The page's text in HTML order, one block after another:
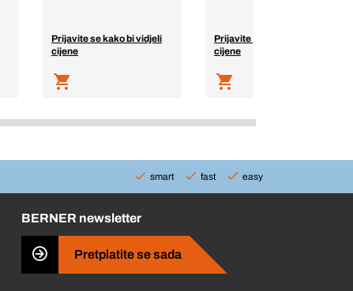
Prijavite se kako bi vidjeli
cijene
Prijavite se kako bi vidjeli
cijene
smart fast easy
BERNER newsletter
Pretplatite se sada